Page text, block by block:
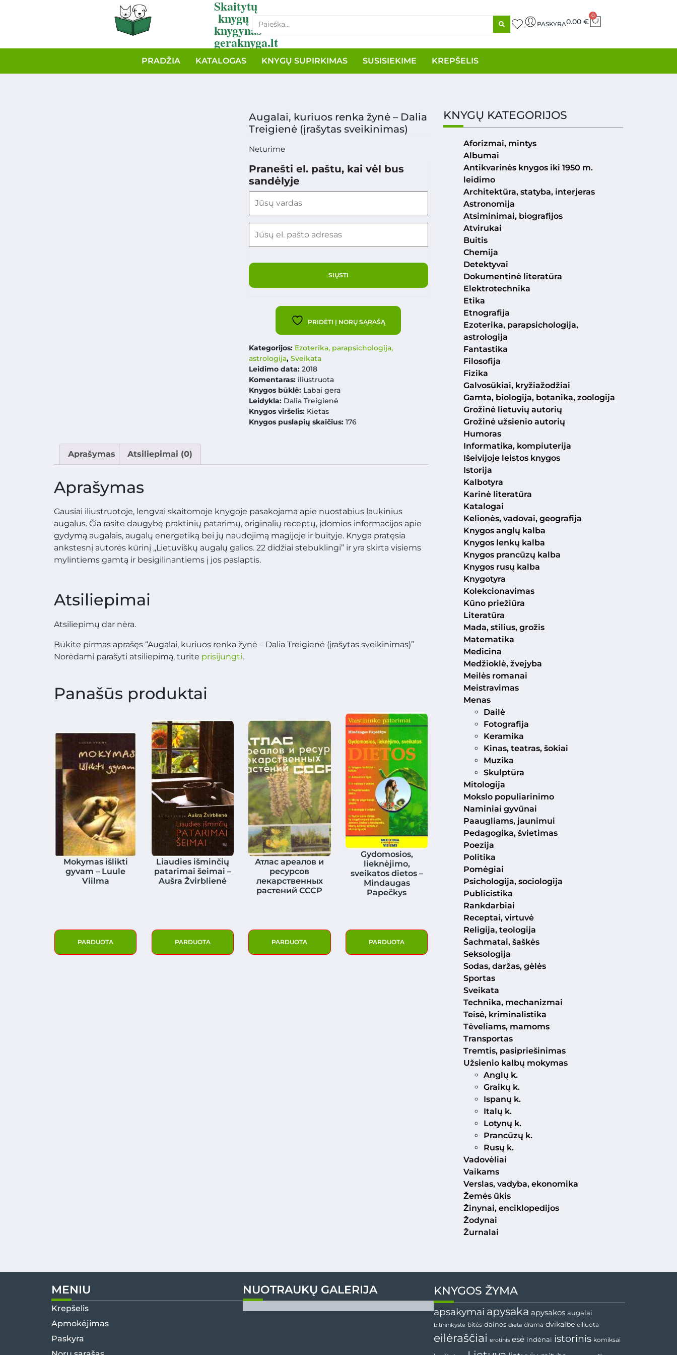
Skaitytų
knygų
knygynas
geraknyga.lt
PASKYRA0.00 €
0
PRADŽIA KATALOGAS KNYGŲ SUPIRKIMAS SUSISIEKIME KREPŠELIS
Augalai, kuriuos renka žynė – Dalia
Treigienė (įrašytas sveikinimas)
Neturime
Pranešti el. paštu, kai vėl bus
sandėlyje
PRIDĖTI Į NORŲ SĄRAŠĄ
Kategorijos: Ezoterika, parapsichologija,
astrologija, Sveikata
Leidimo data:2018
Komentaras: iliustruota
Knygos būklė: Labai gera
Leidykla:Dalia Treigienė
Knygos viršelis: Kietas
Knygos puslapių skaičius: 176
Aprašymas Atsiliepimai (0)
Aprašymas
Gausiai iliustruotoje, lengvai skaitomoje knygoje pasakojama apie nuostabius laukinius
augalus. Čia rasite daugybę praktinių patarimų, originalių receptų, įdomios informacijos apie
gydymą augalais, augalų energetiką bei jų naudojimą magijoje ir buityje. Knyga pratęsia
ankstesnį autorės kūrinį „Lietuviškų augalų galios. 22 didžiai stebuklingi” ir yra skirta visiems
mylintiems gamtą ir besigilinantiems į jos paslaptis.
Atsiliepimai
Atsiliepimų dar nėra.
Būkite pirmas aprašęs “Augalai, kuriuos renka žynė – Dalia Treigienė (įrašytas sveikinimas)”
Norėdami parašyti atsiliepimą, turite prisijungti.
Panašūs produktai
Mokymas išlikti
gyvam – Luule
Viilma
PARDUOTA
Liaudies išminčių
patarimai šeimai –
Aušra Žvirblienė
PARDUOTA
Атлас ареалов и
ресурсов
лекарственных
растений СССР
PARDUOTA
Gydomosios,
lieknėjimo,
sveikatos dietos –
Mindaugas
Papečkys
PARDUOTA
KNYGŲ KATEGORIJOS
Aforizmai, mintys
Albumai
Antikvarinės knygos iki 1950 m.
leidimo
Architektūra, statyba, interjeras
Astronomija
Atsiminimai, biografijos
Atvirukai
Buitis
Chemija
Detektyvai
Dokumentinė literatūra
Elektrotechnika
Etika
Etnografija
Ezoterika, parapsichologija,
astrologija
Fantastika
Filosofija
Fizika
Galvosūkiai, kryžiažodžiai
Gamta, biologija, botanika, zoologija
Grožinė lietuvių autorių
Grožinė užsienio autorių
Humoras
Informatika, kompiuterija
Išeivijoje leistos knygos
Istorija
Kalbotyra
Karinė literatūra
Katalogai
Kelionės, vadovai, geografija
Knygos anglų kalba
Knygos lenkų kalba
Knygos prancūzų kalba
Knygos rusų kalba
Knygotyra
Kolekcionavimas
Kūno priežiūra
Literatūra
Mada, stilius, grožis
Matematika
Medicina
Medžioklė, žvejyba
Meilės romanai
Meistravimas
Menas
Dailė
Fotografija
Keramika
Kinas, teatras, šokiai
Muzika
Skulptūra
Mitologija
Mokslo populiarinimo
Naminiai gyvūnai
Paaugliams, jaunimui
Pedagogika, švietimas
Poezija
Politika
Pomėgiai
Psichologija, sociologija
Publicistika
Rankdarbiai
Receptai, virtuvė
Religija, teologija
Šachmatai, šaškės
Seksologija
Sodas, daržas, gėlės
Sportas
Sveikata
Technika, mechanizmai
Teisė, kriminalistika
Tėveliams, mamoms
Transportas
Tremtis, pasipriešinimas
Užsienio kalbų mokymas
Anglų k.
Graikų k.
Ispanų k.
Italų k.
Lotynų k.
Prancūzų k.
Rusų k.
Vadovėliai
Vaikams
Verslas, vadyba, ekonomika
Žemės ūkis
Žinynai, enciklopedijos
Žodynai
Žurnalai
MENIU
Krepšelis
Apmokėjimas
Paskyra
NUOTRAUKŲ GALERIJA KNYGOS ŽYMA
apsakymai apysaka apysakos augalai
bitininkystė bitės dainos dieta drama dvikalbė eiliuota
eilėraščiai erotinis esė indėnai istorinis komiksai